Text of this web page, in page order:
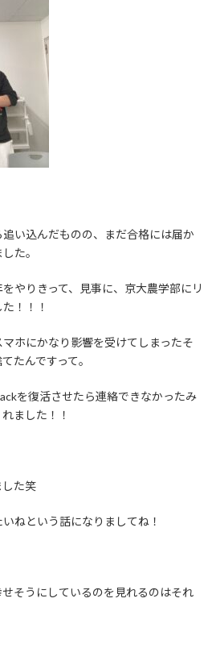
い込んだものの、まだ合格には届か
た。
やりきって、見事に、京大農学部にリ
！！！
ホにかなり影響を受けてしまったそ
たんですって。
を復活させたら連絡できなかったみ
ました！！
た笑
ねという話になりましてね！
そうにしているのを見れるのはそれ